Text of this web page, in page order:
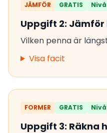
JÄMFÖR GRATIS Nivå
Uppgift 2: Jämför
Vilken penna är
Visa facit
FORMER GRATIS Nivå
Uppgift 3: Räkna